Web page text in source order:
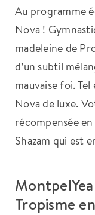
Au programme
Nova !
madeleine de
d’un subtil
mauvaise foi.
Nova de luxe.
récompensée
Shazam qui est
Tropisme